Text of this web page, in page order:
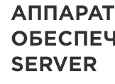
SERVER